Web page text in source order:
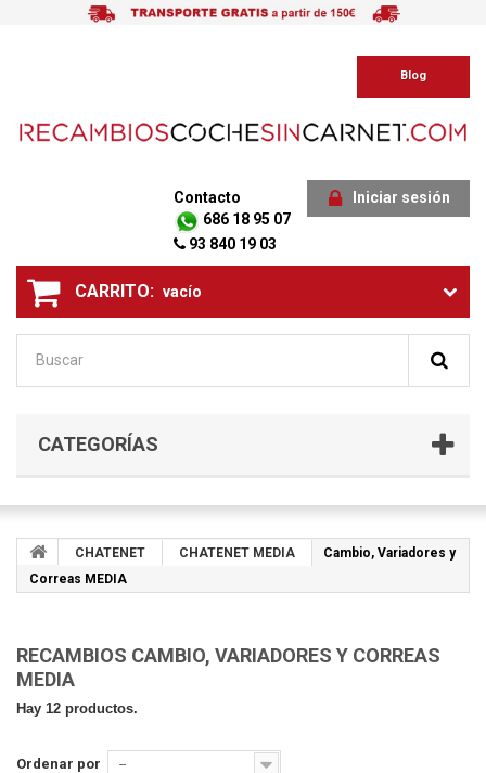
Blog
Iniciar sesión
Contacto
686 18 95 07
93 840 19 03
CARRITO: vacío
CATEGORÍAS
CHATENET CHATENET MEDIA
Cambio, Variadores y
Correas MEDIA
RECAMBIOS CAMBIO, VARIADORES Y CORREAS
MEDIA
Hay 12 productos.
Ordenar por --